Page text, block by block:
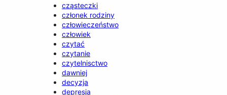
cząsteczki
członek rodziny
człowieczeństwo
człowiek
czytać
czytanie
czytelnisctwo
dawniej
decyzja
depresja